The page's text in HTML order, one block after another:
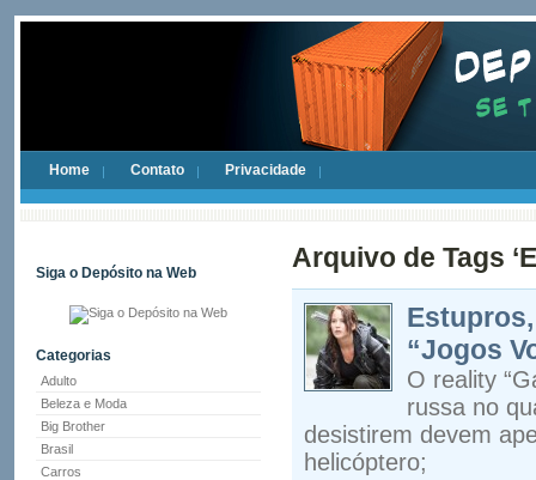
Home Contato Privacidade
Siga o Depósito na Web
Categorias
Adulto
Beleza e Moda
Big Brother
Brasil
Carros
Arquivo de Tags
“Jogos
O reality
russa no
desistirem devem
helicóptero;